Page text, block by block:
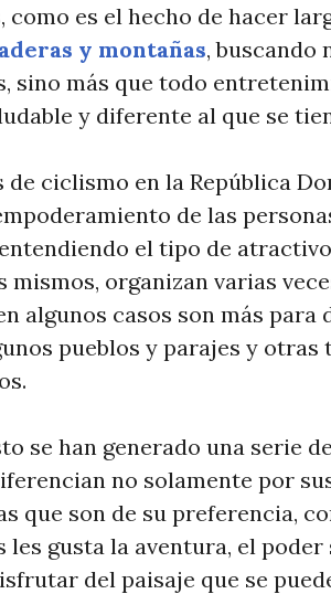
como es el hecho de hacer
y montañas, buscando
sino más que todo
y diferente al que se
de ciclismo en la República
de las
el tipo de
mismos, organizan varias
algunos casos son más
pueblos y parajes y otras
se han generado una serie
no solamente por
que son de su preferencia,
les gusta la aventura, el
del paisaje que se